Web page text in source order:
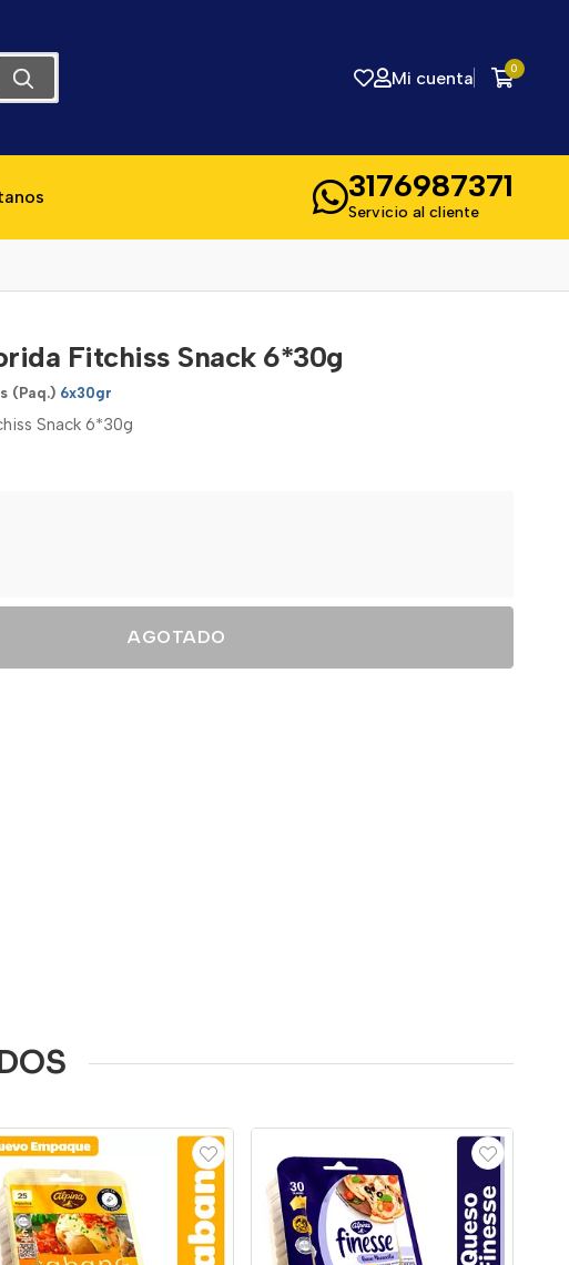
Mi cuenta 0
3176987371
Servicio al cliente
Fitchiss Snack 6*30g
(Paq.) 6x30gr
Snack 6*30g
AGOTADO